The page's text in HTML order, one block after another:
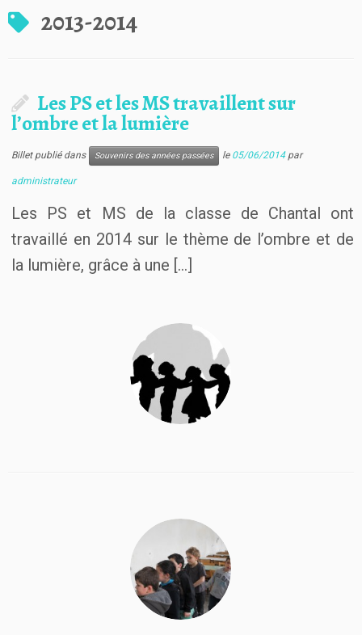
content2013-2014
Les PS et les MS travaillent sur
l’ombre et la lumière
Billet publié dans Souvenirs des années passées le 05/06/2014 par
administrateur
Les PS et MS de la classe de Chantal ont
travaillé en 2014 sur le thème de l’ombre et de
la lumière, grâce à une […]